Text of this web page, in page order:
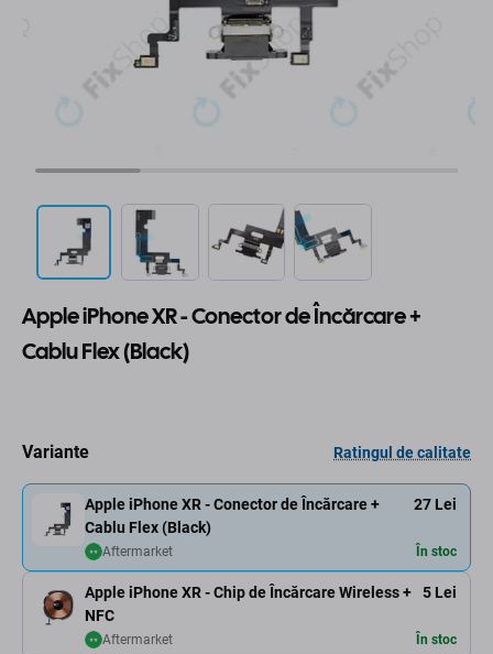
Apple iPhone XR - Conector de Încărcare +
Cablu Flex (Black)
Variante Ratingul de calitate
Apple iPhone XR - Chip de Încărcare Wireless +
NFC
5 Lei
Aftermarket În stoc
Apple iPhone XR - Conector de Încărcare +
Cablu Flex (Black)
27 Lei
Aftermarket În stoc